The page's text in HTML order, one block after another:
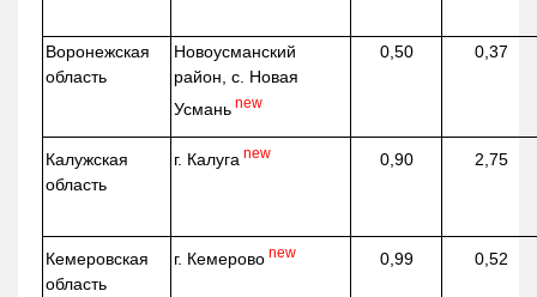
Воронежская
область
Новоусманский
район, с. Новая
Усмань new
0,50 0,37
Калужская
область
г. Калуга new 0,90 2,75
Кемеровская
область
г. Кемерово new 0,99 0,52